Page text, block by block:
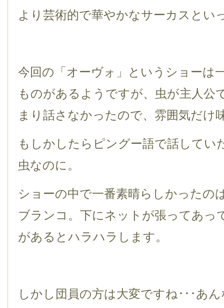
より芸術的で華やかなサーカスとい
今回の「オーヴォ」というショーは
ものがあるようですが、虫が主人公
まり話さなかったので、雰囲気だけ
もしかしたらピングー語で話してい
虫なのに。
ショーの中で一番素晴らしかったの
ブランコ。下にネットが張ってあっ
があるとハラハラします。
しかし団員の方は大変ですね･･･あ